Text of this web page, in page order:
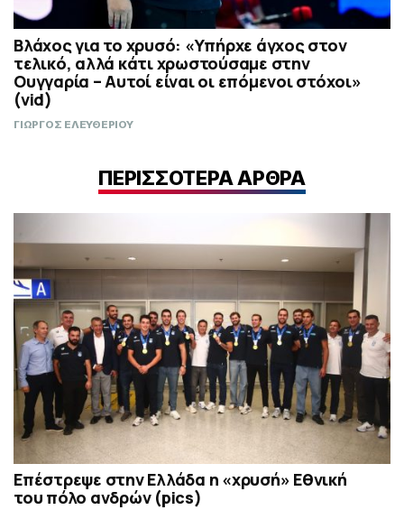
Βλάχος για το χρυσό: «Υπήρχε άγχος στον
τελικό, αλλά κάτι χρωστούσαμε στην
Ουγγαρία – Αυτοί είναι οι επόμενοι στόχοι»
(vid)
ΓΙΩΡΓΟΣ ΕΛΕΥΘΕΡΙΟΥ
ΠΕΡΙΣΣΟΤΕΡΑ ΑΡΘΡΑ
Επέστρεψε στην Ελλάδα η «χρυσή» Εθνική
του πόλο ανδρών (pics)